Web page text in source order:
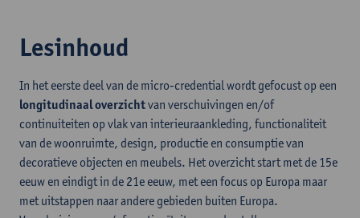
Lesinhoud
In het eerste deel van de micro-credential wordt gefocust op een
longitudinaal overzichtvan verschuivingen en/of
continuiteiten op vlak van interieuraankleding, functionaliteit
van de woonruimte, design, productie en consumptie van
decoratieve objecten en meubels. Het overzicht start met de 15e
eeuw en eindigt in de 21e eeuw, met een focus op Europa maar
met uitstappen naar andere gebieden buiten Europa.